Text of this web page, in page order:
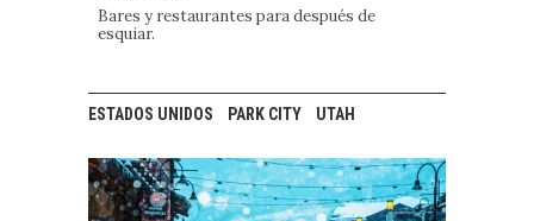
Bares y restaurantes para después de
esquiar.
ESTADOS UNIDOS PARK CITY UTAH